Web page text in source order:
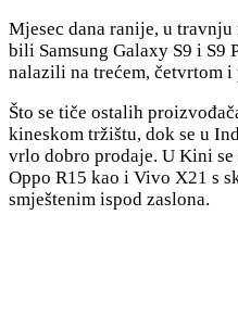
Mjesec dana ranije, u
bili Samsung Galaxy S9 i S9
nalazili na trećem, četvrtom i
Što se tiče ostalih
kineskom tržištu, dok se u
vrlo dobro prodaje. U Kini
Oppo R15 kao i Vivo X21 s
smještenim ispod zaslona.